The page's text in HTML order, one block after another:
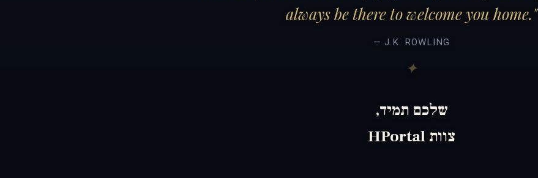
always be there to welcome you home."
— J.K. ROWLING
שלכם תמיד,
צוות HPortal